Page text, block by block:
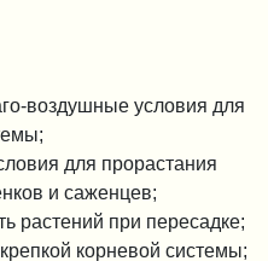
воздушные условия для
для прорастания
и саженцев;
растений при пересадке;
корневой системы;